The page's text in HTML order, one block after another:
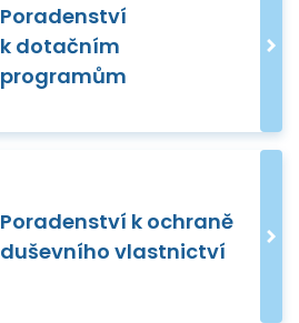
Poradenství
k dotačním
programům
Poradenství k ochraně
duševního vlastnictví